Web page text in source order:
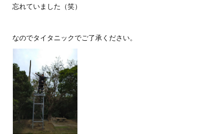
忘れていました（笑）
なのでタイタニックでご了承ください。